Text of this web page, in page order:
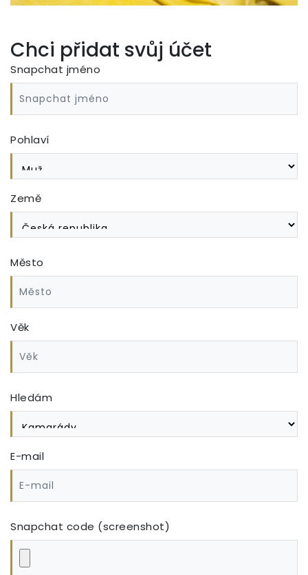
Chci přidat svůj účet
Snapchat jméno
Pohlaví
Země
Město
Věk
Hledám
E-mail
Snapchat code (screenshot)